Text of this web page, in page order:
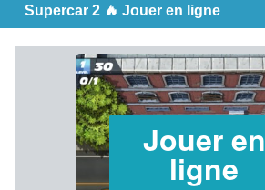
Supercar 2 🔥 Jouer en ligne
Jouer en
ligne